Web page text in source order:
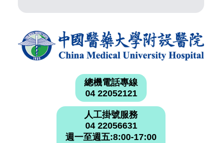
總機電話專線
04 22052121
人工掛號服務
04 22056631
週一至週五:8:00-17:00